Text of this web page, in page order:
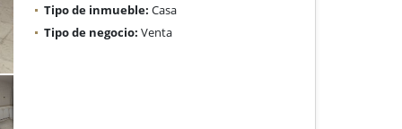
Tipo de inmueble: Casa
Tipo de negocio: Venta